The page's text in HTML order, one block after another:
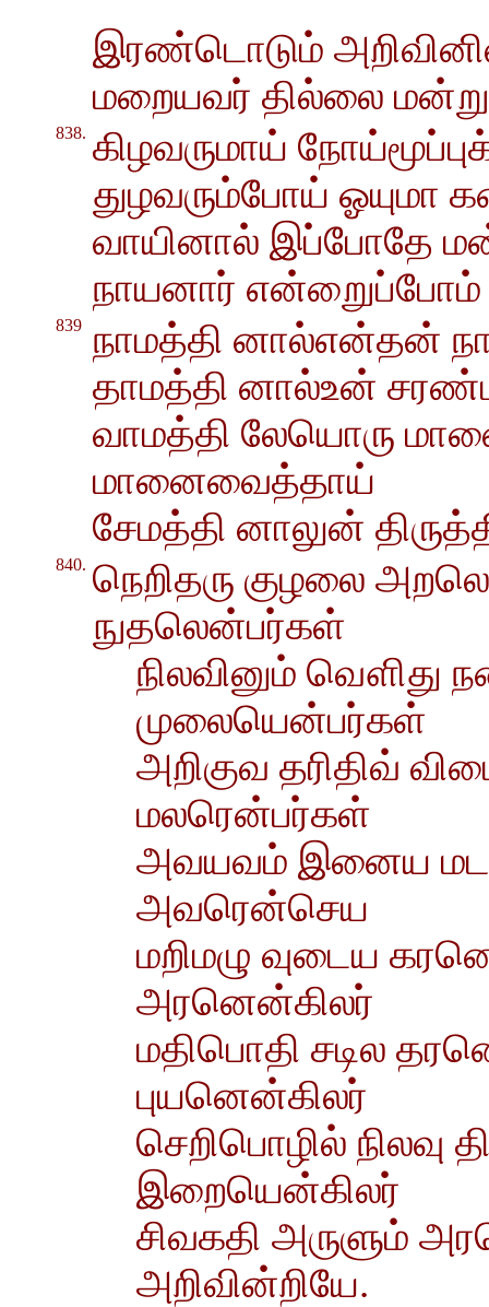
இரண்டொடும்
மறையவர் தில்லை
838. கிழவருமாய்
துழவரும்போய்
வாயினால் இப்போதே
நாயனார் என்றுைப்போம்
839
நாமத்தி னால்என்தன்
தாமத்தி னால்உன்
வாமத்தி லேயொரு
மானைவைத்தாய்
சேமத்தி னாலுன்
840. நெறிதரு குழலை
நுதலென்பர்கள்
நிலவினும் வௌிது
முலையென்பர்கள்
அறிகுவ தரிதிவ்
மலரென்பர்கள்
அவயவம் இனைய
அவரென்செய
மறிமழு வுடைய
அரனென்கிலர்
மதிபொதி சடில
புயனென்கிலர்
செறிபொழில் நிலவு
இறையென்கிலர்
சிவகதி அருளும்
அறிவின்றியே.